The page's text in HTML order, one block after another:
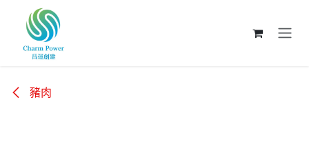
跳至內容
豬肉